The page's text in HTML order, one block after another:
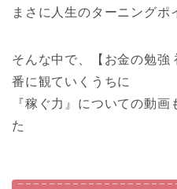
まさに人生のターニングポ
そんな中で、 【お金の勉
番に観ていくうちに
『稼ぐ力』についての動
た